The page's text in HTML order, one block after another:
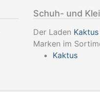
Schuh- und
Der Laden
Marken im
Kaktus